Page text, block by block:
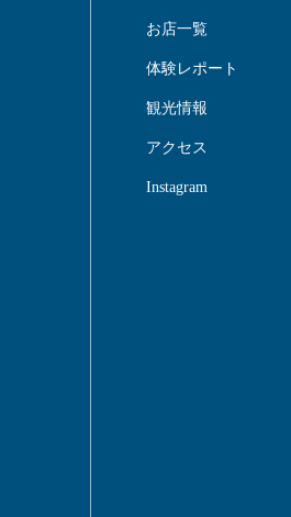
お店一覧
体験レポート
観光情報
アクセス
Instagram